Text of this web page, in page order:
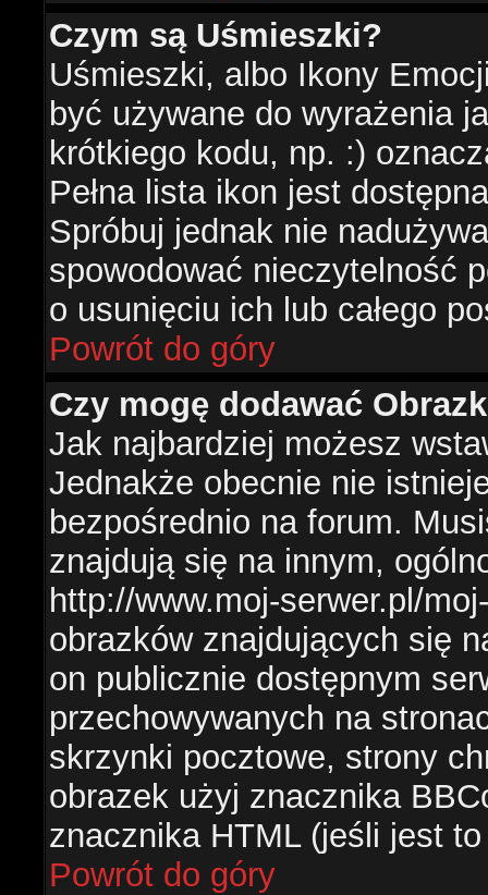
Czym są Uśmieszki?
Uśmieszki, albo Ikony
być używane do wyrażenia
krótkiego kodu, np. :)
Pełna lista ikon jest
Spróbuj jednak nie
spowodować nieczytelność
o usunięciu ich lub całego
Powrót do góry
Czy mogę dodawać
Jak najbardziej możesz
Jednakże obecnie nie
bezpośrednio na forum.
znajdują się na innym,
http://www.moj-serwer.pl/
obrazków znajdujących się
on publicznie dostępnym
przechowywanych na
skrzynki pocztowe, strony
obrazek użyj znacznika
znacznika HTML (jeśli jest
Powrót do góry